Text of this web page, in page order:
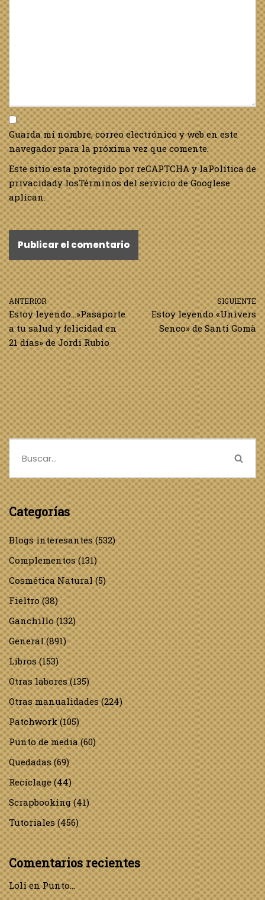
Guarda mi nombre, correo electrónico y web en este
navegador para la próxima vez que comente.
Este sitio esta protegido por reCAPTCHA y laPolítica de
privacidady losTérminos del servicio de Googlese
aplican.
ANTERIOR
Estoy leyendo…»Pasaporte
a tu salud y felicidad en
21 días» de Jordi Rubio
SIGUIENTE
Estoy leyendo «Univers
Senco» de Santi Gomà
Categorías
Blogs interesantes(532)
Complementos(131)
Cosmética Natural(5)
Fieltro(38)
Ganchillo(132)
General(891)
Libros(153)
Otras labores(135)
Otras manualidades(224)
Patchwork(105)
Punto de media(60)
Quedadas(69)
Reciclage(44)
Scrapbooking(41)
Tutoriales(456)
Comentarios recientes
LolienPunto…